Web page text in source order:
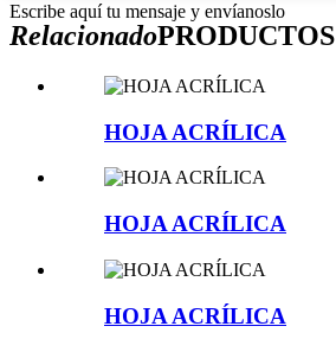
Escribe aquí tu mensaje y envíanoslo
RelacionadoPRODUCTOS
HOJA ACRÍLICA
HOJA ACRÍLICA
HOJA ACRÍLICA